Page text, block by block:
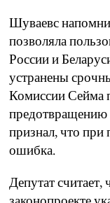
Шуваевс
позволяла
России и
устранены
Комиссии Сейма
признал, что
ошибка.
Депутат